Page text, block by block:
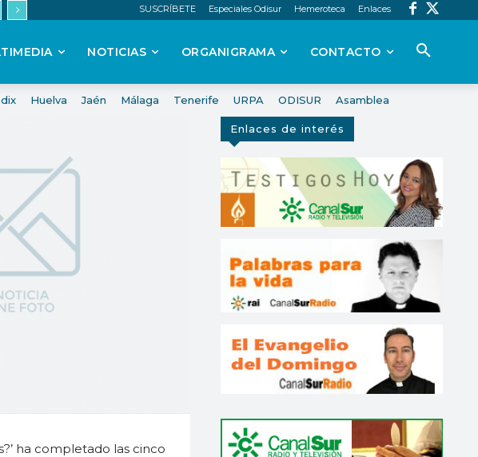
SUSCRÍBETE Especiales Odisur Hemeroteca Enlaces
NOTICIAS ORGANIGRAMA CONTACTO
Huelva Jaén Málaga Tenerife URPA ODISUR Asamblea
ha completado las cinco
Enlaces de interés